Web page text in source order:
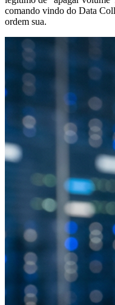
comando vindo do Data
ordem sua.